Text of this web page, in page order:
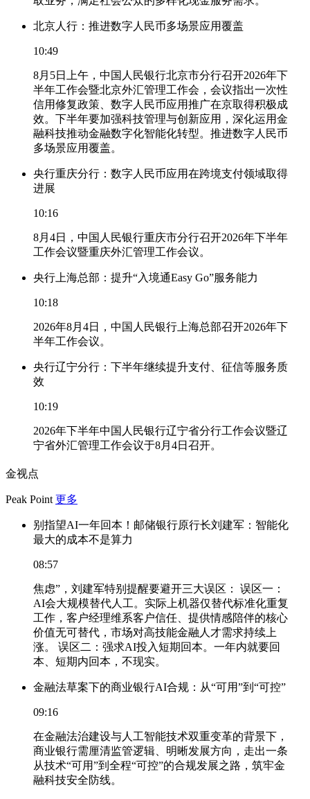
北京人行：推进数字人民币多场景应用覆盖
10:49
8月5日上午，中国人民银行北京市分行召开2026年下
半年工作会暨北京外汇管理工作会，会议指出一次性
信用修复政策、数字人民币应用推广在京取得积极成
效。下半年要加强科技管理与创新应用，深化运用金
融科技推动金融数字化智能化转型。推进数字人民币
多场景应用覆盖。
央行重庆分行：数字人民币应用在跨境支付领域取得
进展
10:16
8月4日，中国人民银行重庆市分行召开2026年下半年
工作会议暨重庆外汇管理工作会议。
央行上海总部：提升“入境通Easy Go”服务能力
10:18
2026年8月4日，中国人民银行上海总部召开2026年下
半年工作会议。
央行辽宁分行：下半年继续提升支付、征信等服务质
效
10:19
2026年下半年中国人民银行辽宁省分行工作会议暨辽
宁省外汇管理工作会议于8月4日召开。
金视点
Peak Point 更多
别指望AI一年回本！邮储银行原行长刘建军：智能化
最大的成本不是算力
08:57
焦虑”，刘建军特别提醒要避开三大误区： 误区一：
AI会大规模替代人工。实际上机器仅替代标准化重复
工作，客户经理维系客户信任、提供情感陪伴的核心
价值无可替代，市场对高技能金融人才需求持续上
涨。 误区二：强求AI投入短期回本。一年内就要回
本、短期内回本，不现实。
金融法草案下的商业银行AI合规：从“可用”到“可控”
09:16
在金融法治建设与人工智能技术双重变革的背景下，
商业银行需厘清监管逻辑、明晰发展方向，走出一条
从技术“可用”到全程“可控”的合规发展之路，筑牢金
融科技安全防线。